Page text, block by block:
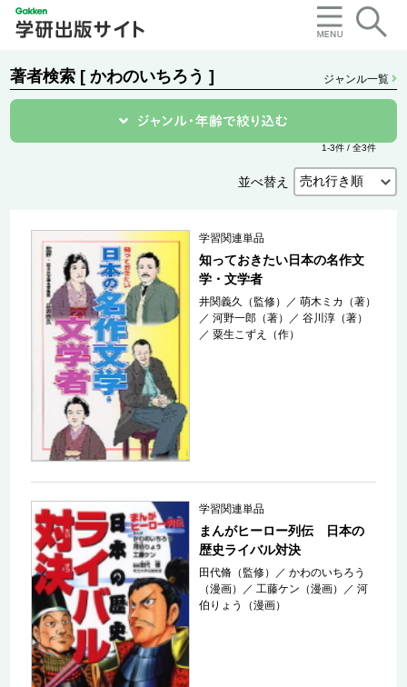
著者検索 [ かわのいちろう ] ジャンル一覧
1-3件 / 全3件
並べ替え
学習関連単品
知っておきたい日本の名作文
学・文学者
井関義久（監修） ／萌木ミカ（著）
／河野一郎（著） ／谷川淳（著）
／粟生こずえ（作）
学習関連単品
まんがヒーロー列伝 日本の
歴史ライバル対決
田代脩（監修） ／かわのいちろう
（漫画）
／工藤ケン（漫画） ／河
伯りょう（漫画）